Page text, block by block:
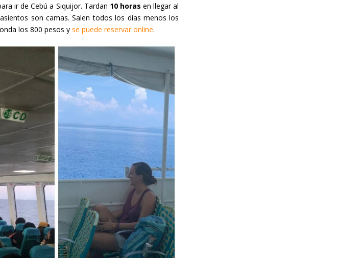
ir de Cebú a Siquijor. Tardan 10 horas en llegar al
son camas. Salen todos los días menos los
los 800 pesos y se puede reservar online.